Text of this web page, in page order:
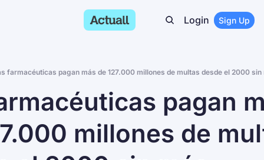
Login Sign Up
farmacéuticas pagan más de 127.000 millones de multas desde el 2000
pagan
millones de